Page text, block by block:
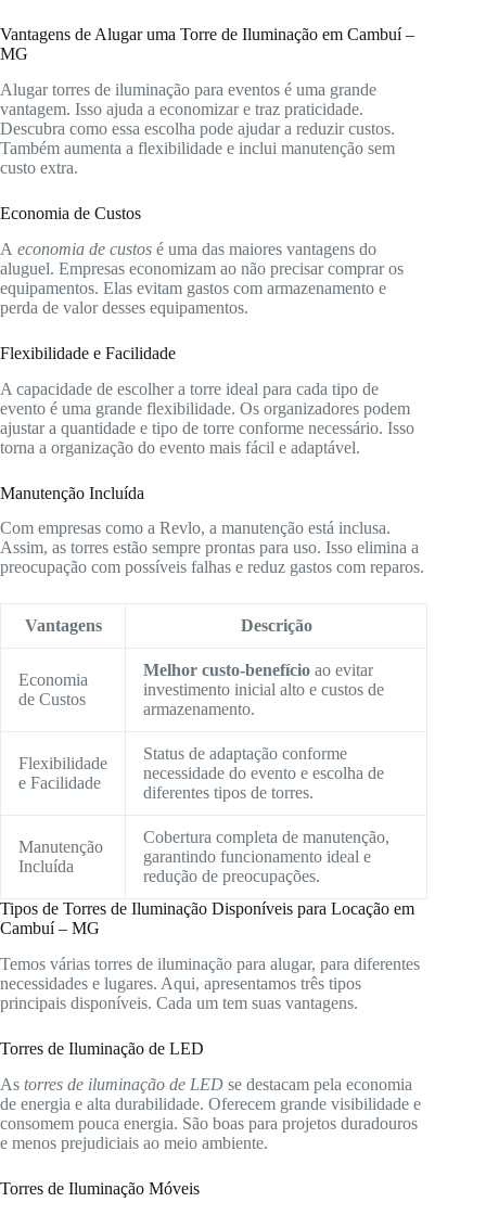
Vantagens de Alugar uma Torre de Iluminação em Cambuí –
MG
Alugar torres de iluminação para eventos é uma grande
vantagem. Isso ajuda a economizar e traz praticidade.
Descubra como essa escolha pode ajudar a reduzir custos.
Também aumenta a flexibilidade e inclui manutenção sem
custo extra.
Economia de Custos
A economia de custos é uma das maiores vantagens do
aluguel. Empresas economizam ao não precisar comprar os
equipamentos. Elas evitam gastos com armazenamento e
perda de valor desses equipamentos.
Flexibilidade e Facilidade
A capacidade de escolher a torre ideal para cada tipo de
evento é uma grande flexibilidade. Os organizadores podem
ajustar a quantidade e tipo de torre conforme necessário. Isso
torna a organização do evento mais fácil e adaptável.
Manutenção Incluída
Com empresas como a Revlo, a manutenção está inclusa.
Assim, as torres estão sempre prontas para uso. Isso elimina a
preocupação com possíveis falhas e reduz gastos com reparos.
Vantagens Descrição
Economia
de Custos
Melhor custo-benefício ao evitar
investimento inicial alto e custos de
armazenamento.
Flexibilidade
e Facilidade
Status de adaptação conforme
necessidade do evento e escolha de
diferentes tipos de torres.
Manutenção
Incluída
Cobertura completa de manutenção,
garantindo funcionamento ideal e
redução de preocupações.
Tipos de Torres de Iluminação Disponíveis para Locação em
Cambuí – MG
Temos várias torres de iluminação para alugar, para diferentes
necessidades e lugares. Aqui, apresentamos três tipos
principais disponíveis. Cada um tem suas vantagens.
Torres de Iluminação de LED
As torres de iluminação de LED se destacam pela economia
de energia e alta durabilidade. Oferecem grande visibilidade e
consomem pouca energia. São boas para projetos duradouros
e menos prejudiciais ao meio ambiente.
Torres de Iluminação Móveis